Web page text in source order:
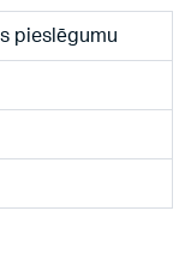
pieslēgumu